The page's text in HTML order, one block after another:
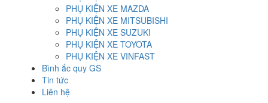
PHỤ KIỆN XE MAZDA
PHỤ KIỆN XE MITSUBISHI
PHỤ KIỆN XE SUZUKI
PHỤ KIỆN XE TOYOTA
PHỤ KIỆN XE VINFAST
Bình ắc quy GS
Tin tức
Liên hệ